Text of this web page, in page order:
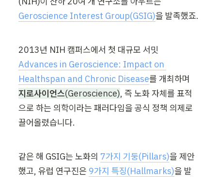
Geroscience Interest Group(GSIG)을 발족했죠.
Advances in Geroscience: Impact on
Healthspan and Chronic Disease
지로사이언스(Geroscience), 즉 노화 자체를 표적
으로 하는 의학이라는 패러다임을 공식 정책 의제로
끌어올렸습니다.
같은 해 GSIG는 노화의 7가지 기둥(Pillars)을 제안
했고, 유럽 연구진은 9가지 특징(Hallmarks)을 발